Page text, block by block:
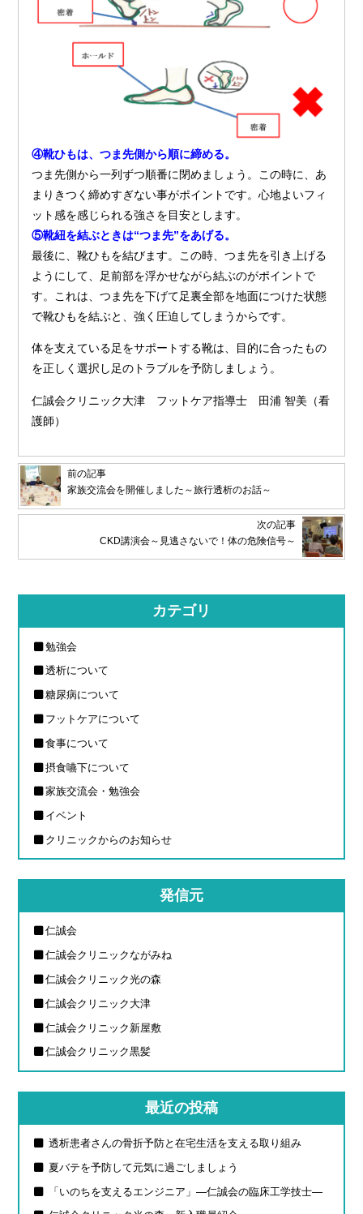
④靴ひもは、つま先側から順に締める。
つま先側から一列ずつ順番に閉めましょう。この時に、あ
まりきつく締めすぎない事がポイントです。心地よいフィ
ット感を感じられる強さを目安とします。
⑤靴紐を結ぶときは“つま先”をあげる。
最後に、靴ひもを結びます。この時、つま先を引き上げる
ようにして、足前部を浮かせながら結ぶのがポイントで
す。これは、つま先を下げて足裏全部を地面につけた状態
で靴ひもを結ぶと、強く圧迫してしまうからです。
体を支えている足をサポートする靴は、目的に合ったもの
を正しく選択し足のトラブルを予防しましょう。
仁誠会クリニック大津 フットケア指導士 田浦 智美（看
護師）
前の記事
家族交流会を開催しました～旅行透析のお話～
次の記事
CKD講演会～見逃さないで！体の危険信号～
カテゴリ
勉強会
透析について
糖尿病について
フットケアについて
食事について
摂食嚥下について
家族交流会・勉強会
イベント
クリニックからのお知らせ
発信元
仁誠会
仁誠会クリニックながみね
仁誠会クリニック光の森
仁誠会クリニック大津
仁誠会クリニック新屋敷
仁誠会クリニック黒髪
最近の投稿
透析患者さんの骨折予防と在宅生活を支える取り組み
夏バテを予防して元気に過ごしましょう
「いのちを支えるエンジニア」―仁誠会の臨床工学技士―